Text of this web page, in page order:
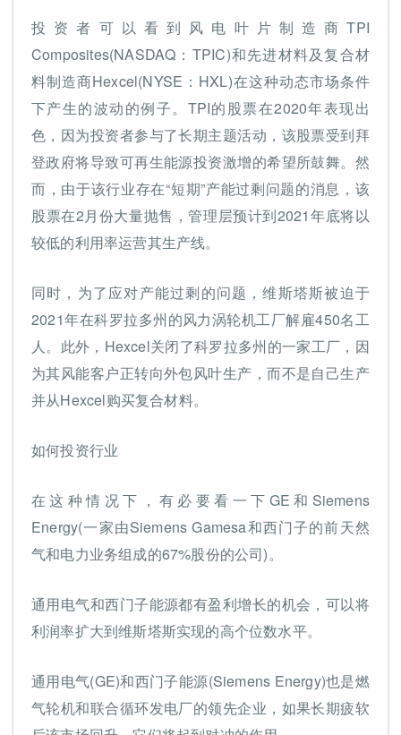
投资者可以看到风电叶片制造商TPI
Composites(NASDAQ：TPIC)和先进材料及复合材
料制造商Hexcel(NYSE：HXL)在这种动态市场条件
下产生的波动的例子。TPI的股票在2020年表现出
色，因为投资者参与了长期主题活动，该股票受到拜
登政府将导致可再生能源投资激增的希望所鼓舞。然
而，由于该行业存在“短期”产能过剩问题的消息，该
股票在2月份大量抛售，管理层预计到2021年底将以
较低的利用率运营其生产线。
同时，为了应对产能过剩的问题，维斯塔斯被迫于
2021年在科罗拉多州的风力涡轮机工厂解雇450名工
人。此外，Hexcel关闭了科罗拉多州的一家工厂，因
为其风能客户正转向外包风叶生产，而不是自己生产
并从Hexcel购买复合材料。
如何投资行业
在这种情况下，有必要看一下GE和Siemens
Energy(一家由Siemens Gamesa和西门子的前天然
气和电力业务组成的67%股份的公司)。
通用电气和西门子能源都有盈利增长的机会，可以将
利润率扩大到维斯塔斯实现的高个位数水平。
通用电气(GE)和西门子能源(Siemens Energy)也是燃
气轮机和联合循环发电厂的领先企业，如果长期疲软